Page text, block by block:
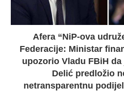
Afera “NiP-ova
Federacije: Ministar
upozorio Vladu FBiH
Delić predložio
netransparentnu